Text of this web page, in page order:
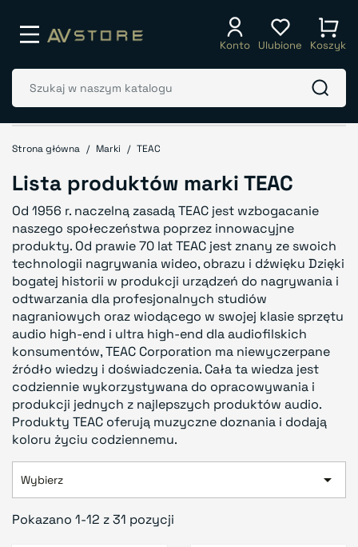
Konto Ulubione Koszyk
Strona główna Marki TEAC
Lista produktów marki TEAC
Od 1956 r. naczelną zasadą TEAC jest wzbogacanie
naszego społeczeństwa poprzez innowacyjne
produkty. Od prawie 70 lat TEAC jest znany ze swoich
technologii nagrywania wideo, obrazu i dźwięku Dzięki
bogatej historii w produkcji urządzeń do nagrywania i
odtwarzania dla profesjonalnych studiów
nagraniowych oraz wiodącego w swojej klasie sprzętu
audio high-end i ultra high-end dla audiofilskich
konsumentów, TEAC Corporation ma niewyczerpane
źródło wiedzy i doświadczenia. Cała ta wiedza jest
codziennie wykorzystywana do opracowywania i
produkcji jednych z najlepszych produktów audio.
Produkty TEAC oferują muzyczne doznania i dodają
koloru życiu codziennemu.
Wybierz 
Pokazano 1-12 z 31 pozycji